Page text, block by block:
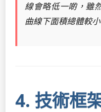
線會略低一啲，雖
曲線下面積總體較小
4. 技術框